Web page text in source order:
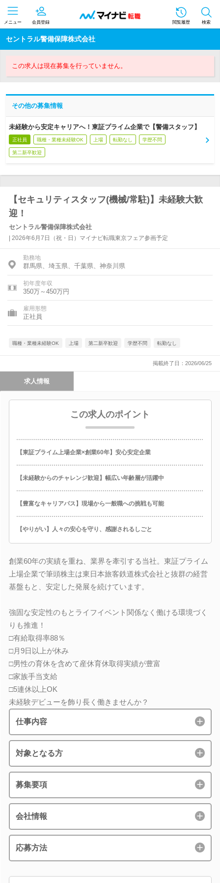
メニュー 会員登録 閲覧履歴 検索
セントラル警備保障株式会社
この求人は現在募集を行っていません。
その他の募集情報
未経験から安定キャリアへ！東証プライム企業で【警備スタッフ】
正社員 職種・業種未経験OK 上場 転勤なし 学歴不問
第二新卒歓迎
【セキュリティスタッフ(機械/常駐)】未経験大歓
迎！
セントラル警備保障株式会社
| 2026年6月7日（祝・日）マイナビ転職東京フェア参画予定
勤務地
群馬県、埼玉県、千葉県、神奈川県
初年度年収
350万～450万円
雇用形態
正社員
職種・業種未経験OK 上場 第二新卒歓迎 学歴不問 転勤なし
掲載終了日：2026/06/25
求人情報
この求人のポイント
【東証プライム上場企業×創業60年】安心安定企業
【未経験からのチャレンジ歓迎】幅広い年齢層が活躍中
【豊富なキャリアパス】現場から一般職への挑戦も可能
【やりがい】人々の安心を守り、感謝されるしごと
創業60年の実績を重ね、業界を牽引する当社。東証プライム
上場企業で筆頭株主は東日本旅客鉄道株式会社と抜群の経営
基盤もと、安定した発展を続けています。
強固な安定性のもとライフイベント関係なく働ける環境づく
りも推進！
□有給取得率88％
□月9日以上が休み
□男性の育休を含めて産休育休取得実績が豊富
□家族手当支給
□5連休以上OK
未経験デビューを飾り長く働きませんか？
仕事内容
対象となる方
募集要項
会社情報
応募方法